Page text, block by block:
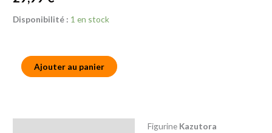
Disponibilité : 1 en stock
Ajouter au panier
Figurine Kazutora